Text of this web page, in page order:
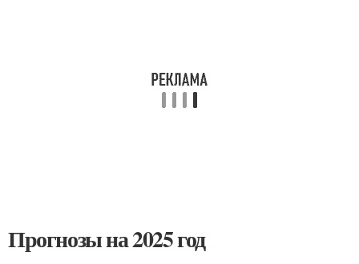
Прогнозы на 2025 год